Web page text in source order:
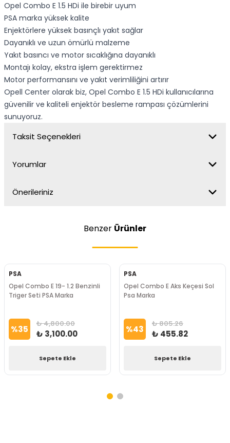
Opel Combo E 1.5 HDi ile birebir uyum
PSA marka yüksek kalite
Enjektörlere yüksek basınçlı yakıt sağlar
Dayanıklı ve uzun ömürlü malzeme
Yakıt basıncı ve motor sıcaklığına dayanıklı
Montajı kolay, ekstra işlem gerektirmez
Motor performansını ve yakıt verimliliğini artırır
Opell Center olarak biz, Opel Combo E 1.5 HDi kullanıcılarına
güvenilir ve kaliteli enjektör besleme rampası çözümlerini
sunuyoruz.
Taksit Seçenekleri
Yorumlar
Önerileriniz
Benzer Ürünler
PSA
Opel Combo E 19- 1.2 Benzinli
Triger Seti PSA Marka
%35 ₺ 4,800.00
₺ 3,100.00
Sepete Ekle
PSA
Opel Combo E Aks Keçesi Sol
Psa Marka
%43 ₺ 805.26
₺ 455.82
Sepete Ekle